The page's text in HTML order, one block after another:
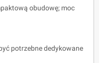
obudowę; moc
potrzebne dedykowane